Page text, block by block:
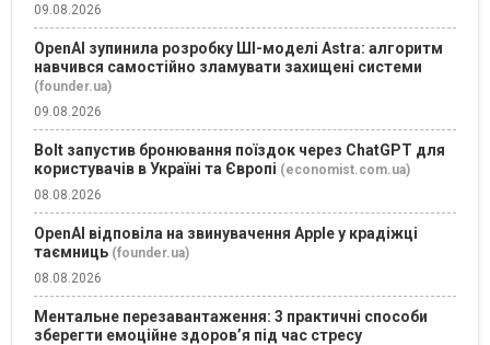
09.08.2026
OpenAI зупинила розробку ШІ-моделі Astra: алгоритм
навчився самостійно зламувати захищені системи
(founder.ua)
09.08.2026
Bolt запустив бронювання поїздок через ChatGPT для
користувачів в Україні та Європі (economist.com.ua)
08.08.2026
OpenAI відповіла на звинувачення Apple у крадіжці
таємниць (founder.ua)
08.08.2026
Ментальне перезавантаження: 3 практичні способи
зберегти емоційне здоров’я під час стресу